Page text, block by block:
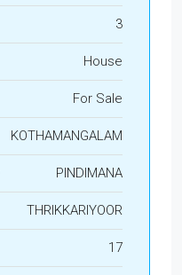
3
House
For Sale
KOTHAMANGALAM
PINDIMANA
THRIKKARIYOOR
17